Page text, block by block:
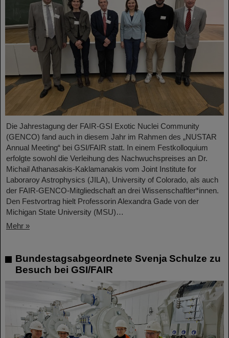
Die Jahrestagung der FAIR-GSI Exotic Nuclei Community
(GENCO) fand auch in diesem Jahr im Rahmen des „NUSTAR
Annual Meeting“ bei GSI/FAIR statt. In einem Festkolloquium
erfolgte sowohl die Verleihung des Nachwuchspreises an Dr.
Michail Athanasakis-Kaklamanakis vom Joint Institute for
Laboraroy Astrophysics (JILA), University of Colorado, als auch
der FAIR-GENCO-Mitgliedschaft an drei Wissenschaftler*innen.
Den Festvortrag hielt Professorin Alexandra Gade von der
Michigan State University (MSU)…
Mehr »
Bundestagsabgeordnete Svenja Schulze zu
Besuch bei GSI/FAIR